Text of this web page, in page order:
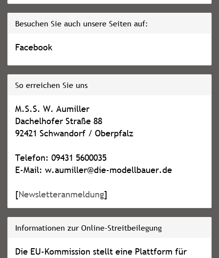
Besuchen Sie auch unsere Seiten auf:
Facebook
So erreichen Sie uns
M.S.S. W. Aumiller
Dachelhofer Straße 88
92421 Schwandorf / Oberpfalz
Telefon: 09431 5600035
E-Mail: w.aumiller@die-modellbauer.de
[Newsletteranmeldung]
Informationen zur Online-Streitbeilegung
Die EU-Kommission stellt eine Plattform für